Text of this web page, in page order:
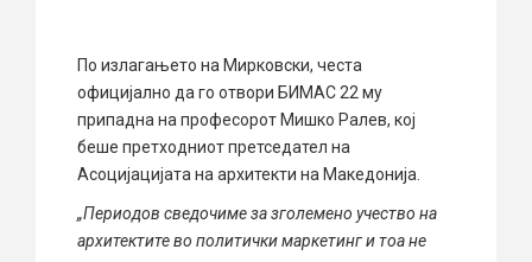
По излагањето на Мирковски, честа
официјално да го отвори БИМАС 22 му
припадна на професорот Мишко Ралев, кој
беше претходниот претседател на
Асоцијацијата на архитекти на Македонија.
„Периодов сведочиме за зголемено учество на
архитектите во политички маркетинг и тоа не